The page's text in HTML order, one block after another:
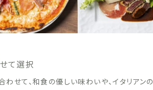
て選択
せて、和食の優しい味わいや、イタリア